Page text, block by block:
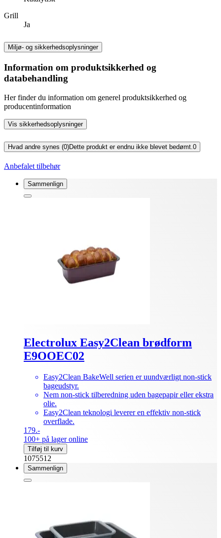
Grill
Ja
Miljø- og sikkerhedsoplysninger
Information om produktsikkerhed og
databehandling
Her finder du information om generel produktsikkerhed og
producentinformation
Vis sikkerhedsoplysninger
Hvad andre synes (0)Dette produkt er endnu ikke blevet bedømt.0
Anbefalet tilbehør
Sammenlign
Electrolux Easy2Clean brødform
E9OOEC02
Easy2Clean BakeWell serien er uundværligt non-stick
bageudstyr.
Nem non-stick tilberedning uden bagepapir eller ekstra
olie.
Easy2Clean teknologi leverer en effektiv non-stick
overflade.
179.-
100+ på lager online
Tilføj til kurv
1075512
Sammenlign